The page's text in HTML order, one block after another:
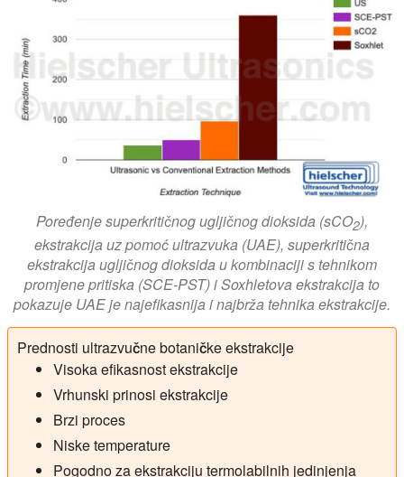
Poređenje superkritičnog ugljičnog dioksida (sCO2),
ekstrakcija uz pomoć ultrazvuka (UAE), superkritična
ekstrakcija ugljičnog dioksida u kombinaciji s tehnikom
promjene pritiska (SCE-PST) i Soxhletova ekstrakcija to
pokazuje UAEje najefikasnija i najbrža tehnika ekstrakcije.
Prednosti ultrazvučne botaničke ekstrakcije
Visoka efikasnost ekstrakcije
Vrhunski prinosi ekstrakcije
Brzi proces
Niske temperature
Pogodno za ekstrakciju termolabilnih jedinjenja